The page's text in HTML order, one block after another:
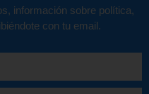
información sobre política,
con tu email.